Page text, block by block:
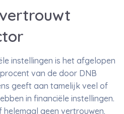
instellingen is het afgelopen
van de door DNB
geeft aan tamelijk veel of
in financiële instellingen.
geen vertrouwen.